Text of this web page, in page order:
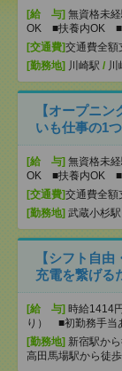
[給 与] 無資格未
OK ■扶養内OK ■
[交通費]交通費全額
[勤務地] 川崎駅 / 川
【オープニ
いも仕事の1
[給 与] 無資格未
OK ■扶養内OK ■
[交通費]交通費全額
[勤務地] 武蔵小杉駅
【シフト自
充電を繋げる
[給 与] 時給1414
り） ■初勤務手
[勤務地] 新宿駅か
高田馬場駅から徒歩